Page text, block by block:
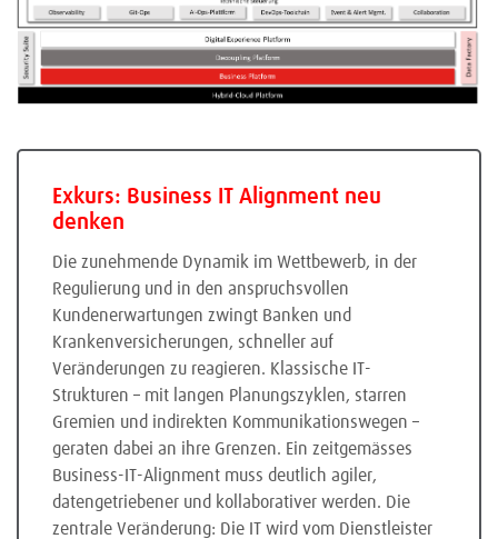
Exkurs: Business IT Alignment neu
denken
Die zunehmende Dynamik im Wettbewerb, in der
Regulierung und in den anspruchsvollen
Kundenerwartungen zwingt Banken und
Krankenversicherungen, schneller auf
Veränderungen zu reagieren. Klassische IT-
Strukturen – mit langen Planungszyklen, starren
Gremien und indirekten Kommunikationswegen –
geraten dabei an ihre Grenzen. Ein zeitgemässes
Business-IT-Alignment muss deutlich agiler,
datengetriebener und kollaborativer werden. Die
zentrale Veränderung: Die IT wird vom Dienstleister